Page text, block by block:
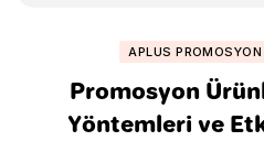
APLUS
Promosyon
Yöntemleri ve